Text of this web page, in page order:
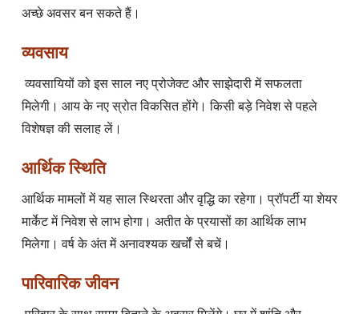
व्यवसाय
व्यवसायियों को इस साल नए प्रोजेक्ट और साझेदारी में सफलता
मिलेगी। आय के नए स्रोत विकसित होंगे। किसी बड़े निवेश से पहले
आर्थिक स्थिति
आर्थिक मामलों में यह साल स्थिरता और वृद्धि का रहेगा। प्रॉपर्टी या शेयर
मार्केट में निवेश से लाभ होगा। अतीत के प्रयासों का आर्थिक लाभ
पारिवारिक जीवन